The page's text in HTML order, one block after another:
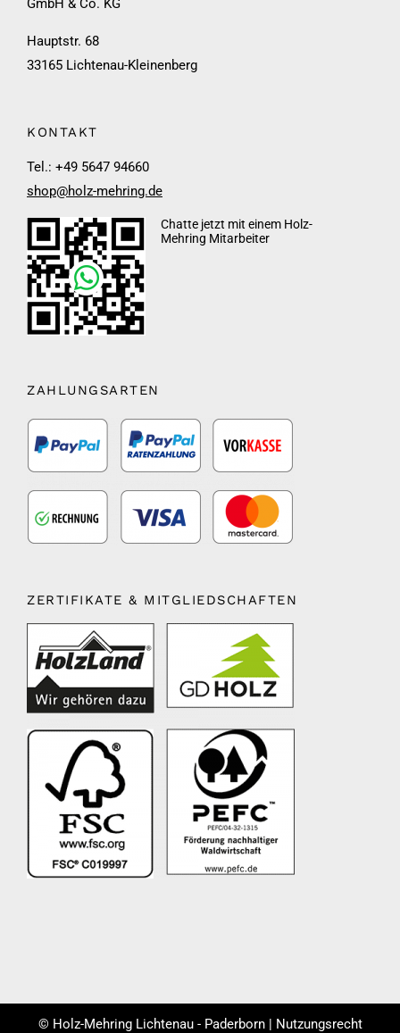
GmbH & Co. KG
Hauptstr. 68
33165 Lichtenau-Kleinenberg
KONTAKT
Tel.: +49 5647 94660
shop@holz-mehring.de
Chatte jetzt mit einem Holz-
Mehring Mitarbeiter
ZAHLUNGSARTEN
ZERTIFIKATE & MITGLIEDSCHAFTEN
© Holz-Mehring Lichtenau - Paderborn | Nutzungsrecht